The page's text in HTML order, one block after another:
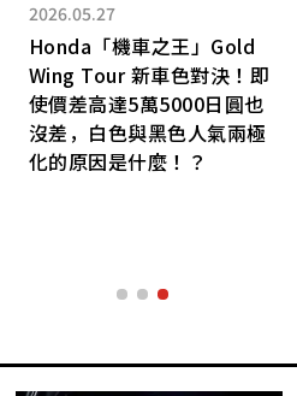
2026.05.27
Honda「機車之王」Gold
Wing Tour 新車色對決！即
使價差高達5萬5000日圓也
沒差，白色與黑色人氣兩極
化的原因是什麼！？